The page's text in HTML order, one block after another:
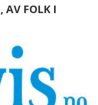
AV FOLK I